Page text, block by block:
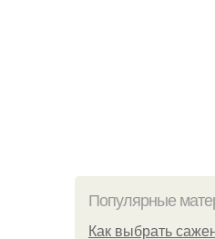
Популярные
Как выбрать